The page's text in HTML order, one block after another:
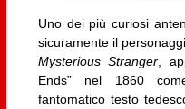
Uno dei più curiosi
sicuramente il
Mysterious Stranger ,
Ends” nel 1860
fantomatico testo